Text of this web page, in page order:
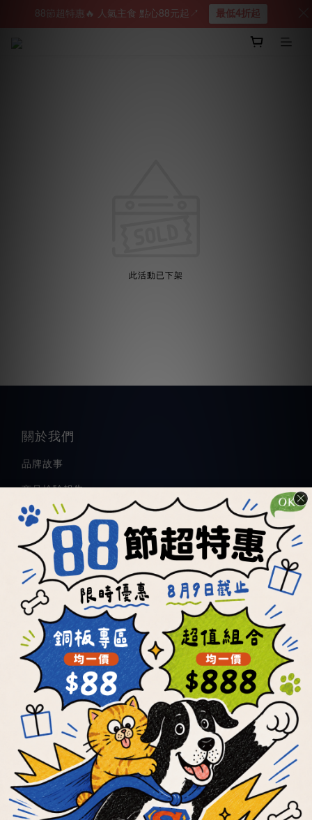
此活動已下架
關於我們
品牌故事
商品檢驗報告
食用見證心得
顧客服務
退換貨規定
商品訂購常見問題
優惠活動＆購物金使用規則
條款與細則
隱私權政策
聯絡我們
88節超特惠🔥 人氣主食 點心88元起↗︎ 最低4折起